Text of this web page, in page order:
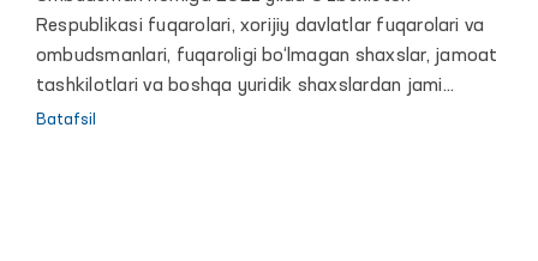
natijalariga bag‘ishlangan brifing
Respublikasi fuqarolari, xorijiy davlatlar fuqarolari va
ombudsmanlari, fuqaroligi bo‘lmagan shaxslar, jamoat
tashkilotlari va boshqa yuridik shaxslardan jami
18 738 ta murojaat kelib tushdi.
Batafsil